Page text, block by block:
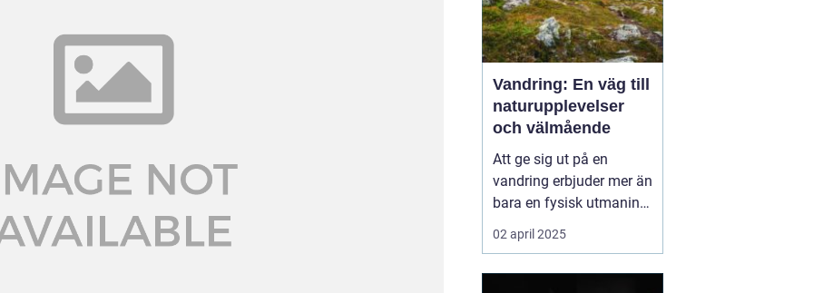
Vandring: En väg till
naturupplevelser
och välmående
Att ge sig ut på en
vandring erbjuder mer än
bara en fysisk utmaning;
det är en möjlighet att
återknyta kontakten med
02 april 2025